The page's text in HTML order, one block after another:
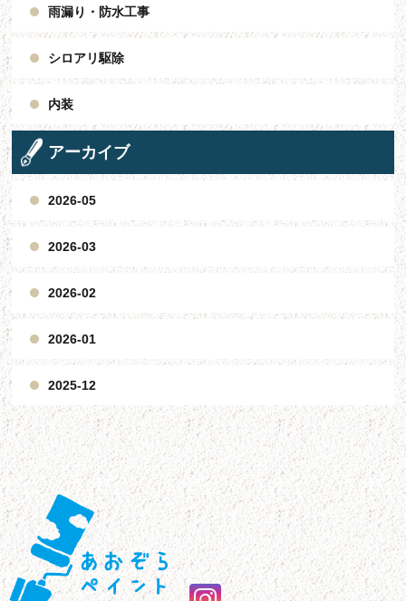
雨漏り・防水工事
シロアリ駆除
内装
アーカイブ
2026-05
2026-03
2026-02
2026-01
2025-12